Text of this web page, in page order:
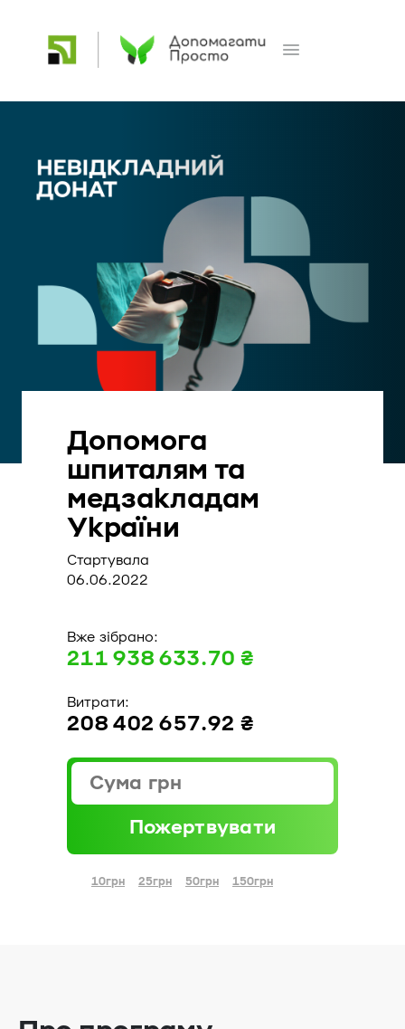
Допомога
шпиталям та
медзакладам
України
Стартувала
06.06.2022
Вже зібрано:
211 938 633.70 ₴
Витрати:
208 402 657.92 ₴
10грн 25грн 50грн 150грн